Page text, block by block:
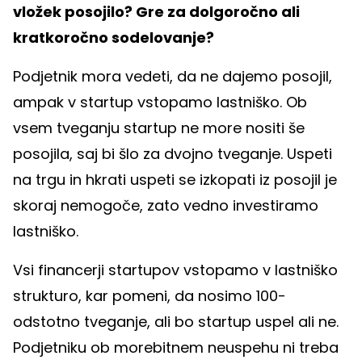
vložek posojilo? Gre za dolgoročno ali
kratkoročno sodelovanje?
Podjetnik mora vedeti, da ne dajemo posojil,
ampak v startup vstopamo lastniško. Ob
vsem tveganju startup ne more nositi še
posojila, saj bi šlo za dvojno tveganje. Uspeti
na trgu in hkrati uspeti se izkopati iz posojil je
skoraj nemogoče, zato vedno investiramo
lastniško.
Vsi financerji startupov vstopamo v lastniško
strukturo, kar pomeni, da nosimo 100-
odstotno tveganje, ali bo startup uspel ali ne.
Podjetniku ob morebitnem neuspehu ni treba